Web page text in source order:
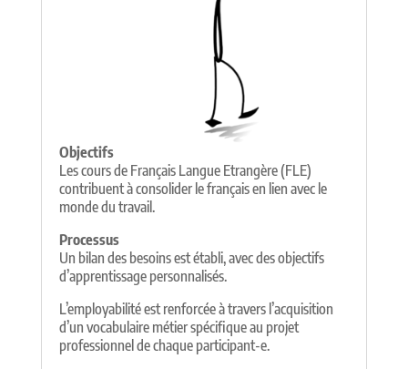
Objectifs
Les cours de Français Langue Etrangère (FLE)
contribuent à consolider le français en lien avec le
monde du travail.
Processus
Un bilan des besoins est établi, avec des objectifs
d’apprentissage personnalisés.
L’employabilité est renforcée à travers l’acquisition
d’un vocabulaire métier spécifique au projet
professionnel de chaque participant-e.